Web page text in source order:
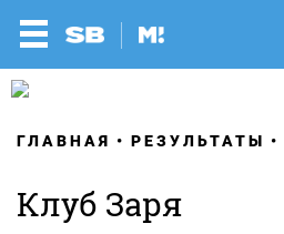
ГЛАВНАЯ РЕЗУЛЬТАТЫ
Клуб Заря